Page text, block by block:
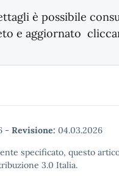
è possibile
e aggiornato
- Revisione: 04.03.2026
specificato, questo
3.0 Italia.